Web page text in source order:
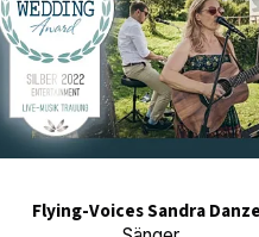
Flying-Voices Sandra